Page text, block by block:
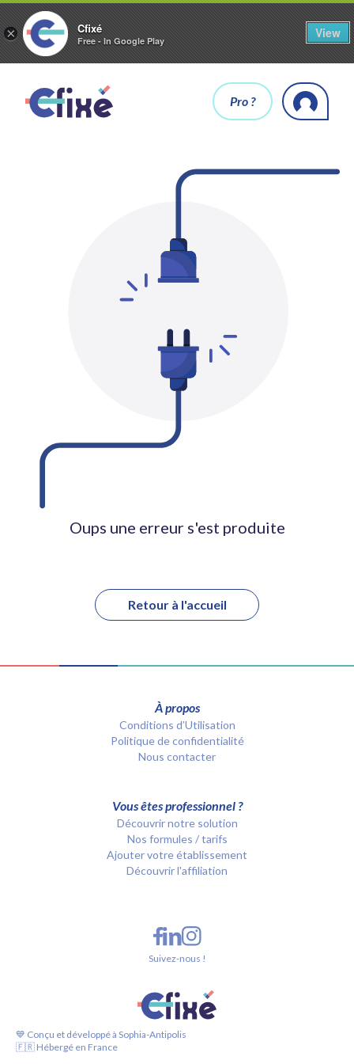
× Cfixé
Free - In Google Play
View
Pro ?
Oups une erreur s'est produite
Retour à l'accueil
À propos
Conditions d’Utilisation
Politique de confidentialité
Nous contacter
Vous êtes professionnel ?
Découvrir notre solution
Nos formules / tarifs
Ajouter votre établissement
Découvrir l'affiliation
💙 Conçu et développé à Sophia-Antipolis
🇫🇷 Hébergé en France
Suivez-nous !